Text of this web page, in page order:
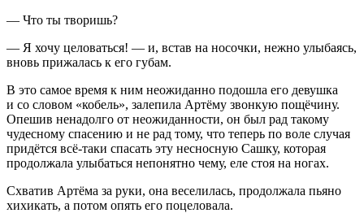
— Что ты творишь?
— Я хочу целоваться! — и, встав на носочки, нежно улыбаясь,
вновь прижалась к его губам.
В это самое время к ним неожиданно подошла его девушка
и со словом «кобель», залепила Артёму звонкую пощёчину.
Опешив ненадолго от неожиданности, он был рад такому
чудесному спасению и не рад тому, что теперь по воле случая
придётся всё-таки спасать эту несносную Сашку, которая
продолжала улыбаться непонятно чему, еле стоя на ногах.
Схватив Артёма за руки, она веселилась, продолжала пьяно
хихикать, а потом опять его поцеловала.